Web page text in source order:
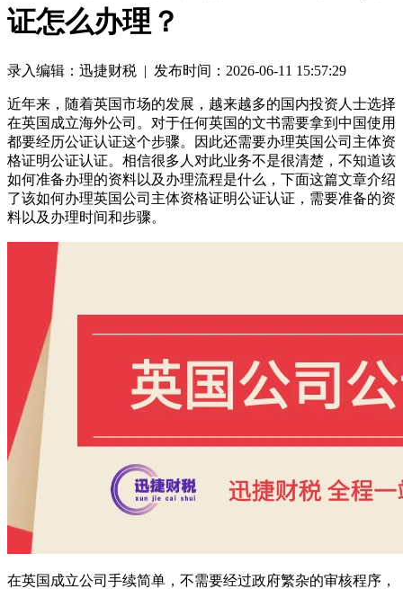
证怎么办理？
录入编辑：迅捷财税 | 发布时间：2026-06-11 15:57:29
近年来，随着英国市场的发展，越来越多的国内投资人士选择
在英国成立海外公司。对于任何英国的文书需要拿到中国使用
都要经历公证认证这个步骤。因此还需要办理英国公司主体资
格证明公证认证。相信很多人对此业务不是很清楚，不知道该
如何准备办理的资料以及办理流程是什么，下面这篇文章介绍
了该如何办理英国公司主体资格证明公证认证，需要准备的资
料以及办理时间和步骤。
在英国成立公司手续简单，不需要经过政府繁杂的审核程序，